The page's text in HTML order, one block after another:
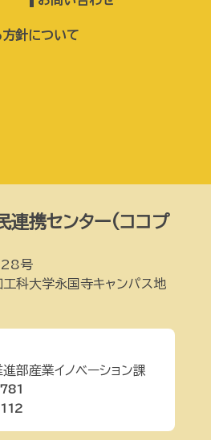
針について
連携センター(ココプ
28号
工科大学永国寺キャンパス地
部産業イノベーション課